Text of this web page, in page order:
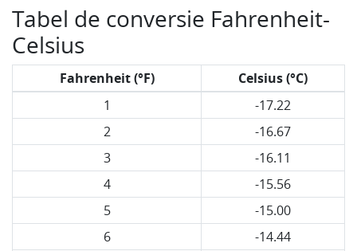
Tabel de conversie Fahrenheit-
Celsius
Fahrenheit (°F)
Celsius (°C)
1
-17.22
2
-16.67
3
-16.11
4
-15.56
5
-15.00
6
-14.44